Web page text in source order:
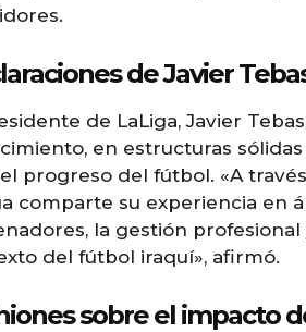
de Javier
de LaLiga, Javier
en estructuras
progreso del fútbol. «A
comparte su experiencia en
la gestión
del fútbol iraquí», afirmó.
sobre el impacto